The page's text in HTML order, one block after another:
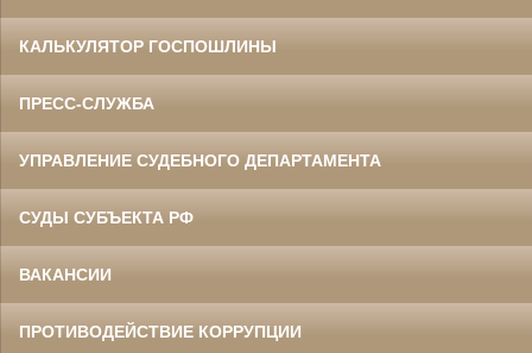
КАЛЬКУЛЯТОР ГОСПОШЛИНЫ
ПРЕСС-СЛУЖБА
УПРАВЛЕНИЕ СУДЕБНОГО ДЕПАРТАМЕНТА
СУДЫ СУБЪЕКТА РФ
ВАКАНСИИ
ПРОТИВОДЕЙСТВИЕ КОРРУПЦИИ